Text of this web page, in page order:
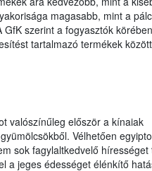
magasabb, mint a
szerint a fogyasztók
tartalmazó termékek között
valószínűleg először a kínaiak
Vélhetően
sok fagylaltkedvelő hírességet
a jeges édességet élénkítő